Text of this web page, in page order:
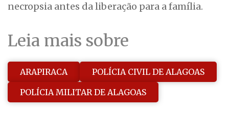
necropsia antes da liberação para a família.
Leia mais sobre
ARAPIRACA
POLÍCIA CIVIL DE ALAGOAS
POLÍCIA MILITAR DE ALAGOAS